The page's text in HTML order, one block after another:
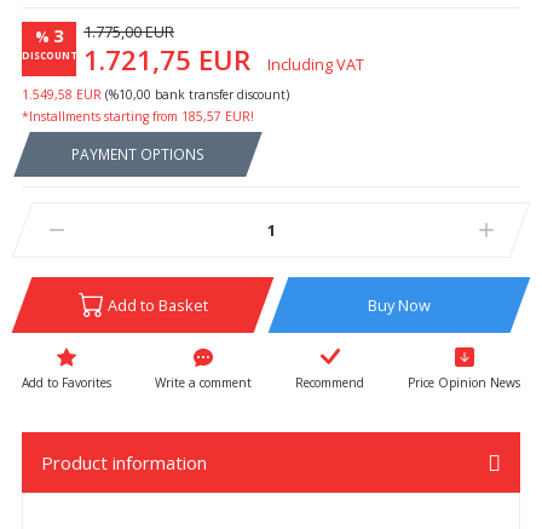
% 3
DISCOUNT
1.775,00 EUR
1.721,75 EUR Including VAT
1.549,58 EUR (%10,00 bank transfer discount)
*Installments starting from 185,57 EUR!
PAYMENT OPTIONS
Add to Basket Buy Now
Write a comment Recommend Price Opinion News
Product information